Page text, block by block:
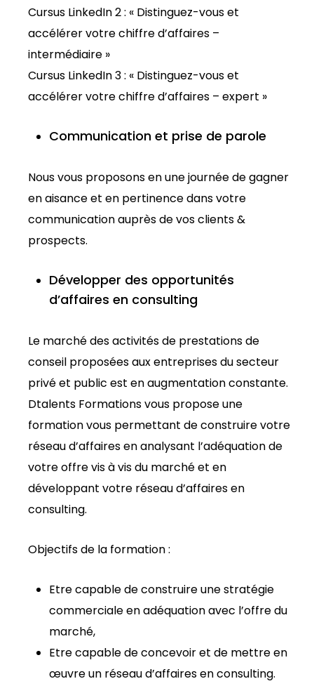
Cursus LinkedIn 2 : « Distinguez-vous et
accélérer votre chiffre d’affaires –
intermédiaire »
Cursus LinkedIn 3 : « Distinguez-vous et
accélérer votre chiffre d’affaires – expert »
Communication et prise de parole
Nous vous proposons en une journée de gagner
en aisance et en pertinence dans votre
communication auprès de vos clients &
prospects.
Développer des opportunités
d’affaires en consulting
Le marché des activités de prestations de
conseil proposées aux entreprises du secteur
privé et public est en augmentation constante.
Dtalents Formations vous propose une
formation vous permettant de construire votre
réseau d’affaires en analysant l’adéquation de
votre offre vis à vis du marché et en
développant votre réseau d’affaires en
consulting.
Objectifs de la formation :
Etre capable de construire une stratégie
commerciale en adéquation avec l’offre du
marché,
Etre capable de concevoir et de mettre en
œuvre un réseau d’affaires en consulting.